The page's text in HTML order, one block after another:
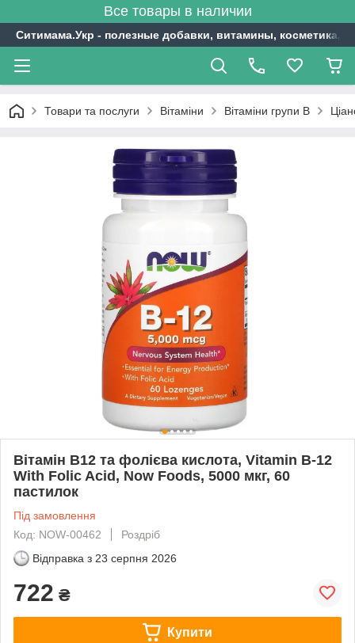
Все товары в наличии
Ситимама.Укр - полезные добавки, витамины, косметика,
Товари та послуги Вітаміни Вітаміни групи В
Вітамін В12 та фолієва кислота, Vitamin B-12
With Folic Acid, Now Foods, 5000 мкг, 60
пастилок
Під замовлення
Код: NOW-00462
Роздріб
Відправка з 23 серпня 2026
722 ₴
Купити